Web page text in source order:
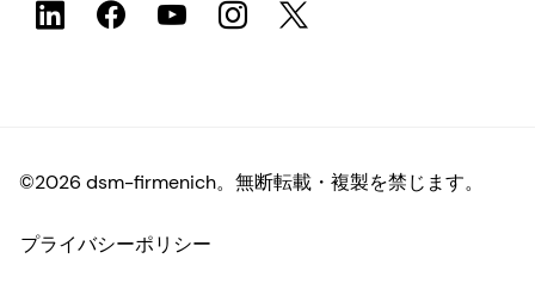
©2026 dsm-firmenich。無断転載・複製を禁じます。
プライバシーポリシー